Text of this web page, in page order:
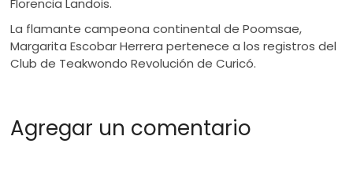
Florencia Landois.
La flamante campeona continental de Poomsae,
Margarita Escobar Herrera pertenece a los registros del
Club de Teakwondo Revolución de Curicó.
Agregar un comentario